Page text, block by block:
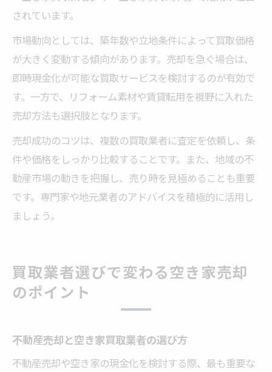
されています。
市場動向としては、築年数や立地条件によって買取価格
が大きく変動する傾向があります。売却を急ぐ場合は、
即時現金化が可能な買取サービスを検討するのが有効で
す。一方で、リフォーム素材や賃貸転用を視野に入れた
売却方法も選択肢となります。
売却成功のコツは、複数の買取業者に査定を依頼し、条
件や価格をしっかり比較することです。また、地域の不
動産市場の動きを把握し、売り時を見極めることも重要
です。専門家や地元業者のアドバイスを積極的に活用し
ましょう。
買取業者選びで変わる空き家売却
のポイント
不動産売却と空き家買取業者の選び方
不動産売却や空き家の現金化を検討する際、最も重要な